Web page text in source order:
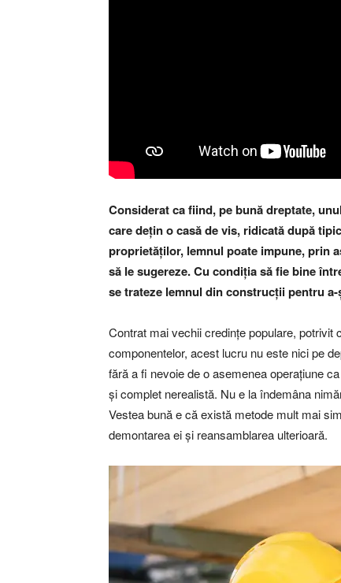
Considerat ca fiind, pe bună dreptate,
care dețin o casă de vis, ridicată după
proprietăților, lemnul poate impune, prin
să le sugereze. Cu condiția să fie bine
se trateze lemnul din construcții pentru
Contrat mai vechii credințe populare, potrivit
componentelor, acest lucru nu este nici pe
fără a fi nevoie de o asemenea operațiune
și complet nerealistă. Nu e la îndemâna
Vestea bună e că există metode mult mai
demontarea ei și reansamblarea ulterioară.